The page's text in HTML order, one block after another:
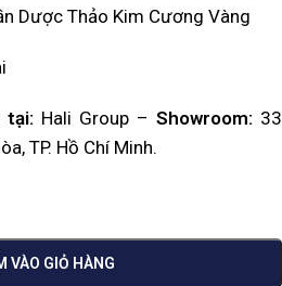
Dược Thảo Kim Cương Vàng
tại: Hali Group – Showroom: 33
TP. Hồ Chí Minh.
VÀO GIỎ HÀNG